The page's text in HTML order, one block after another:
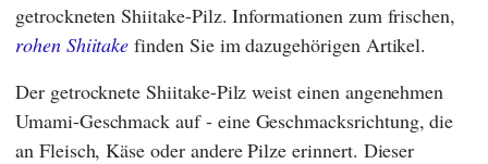
getrockneten Shiitake-Pilz. Informationen zum frischen,
rohen Shiitake finden Sie im dazugehörigen Artikel.
Der getrocknete Shiitake-Pilz weist einen angenehmen
Umami-Geschmack auf - eine Geschmacksrichtung, die
an Fleisch, Käse oder andere Pilze erinnert. Dieser